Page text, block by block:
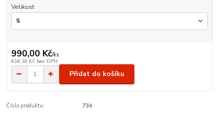
Velikost
990,00 Kč/ks
818,18 Kč bez DPH
Přidat do košíku
Číslo produktu: 734